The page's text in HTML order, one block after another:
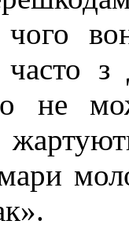
чого
з
не